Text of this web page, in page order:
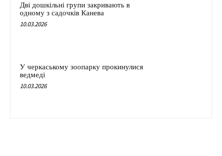
Дві дошкільні групи закривають в
одному з садочків Канева
10.03.2026
У черкаському зоопарку прокинулися
ведмеді
10.03.2026